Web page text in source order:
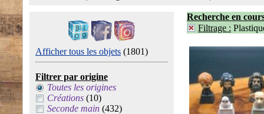
Afficher tous les objets (1801)
Filtrer par origine
Toutes les origines
Créations (10)
Seconde main (432)
Recherche en
Filtrage :